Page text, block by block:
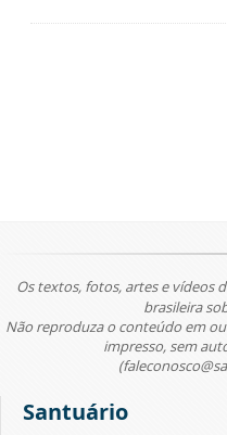
Os textos, fotos, artes e vídeos
brasileira
Não reproduza o conteúdo em
impresso, sem
Santuário